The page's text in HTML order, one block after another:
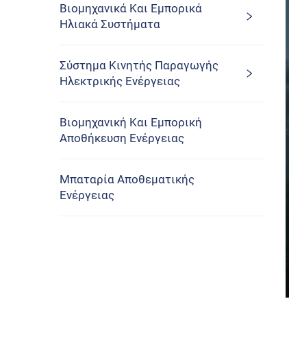
Βιομηχανικά Και Εμπορικά
Ηλιακά Συστήματα
Σύστημα Κινητής Παραγωγής
Ηλεκτρικής Ενέργειας
Βιομηχανική Και Εμπορική
Αποθήκευση Ενέργειας
Μπαταρία Αποθεματικής
Ενέργειας